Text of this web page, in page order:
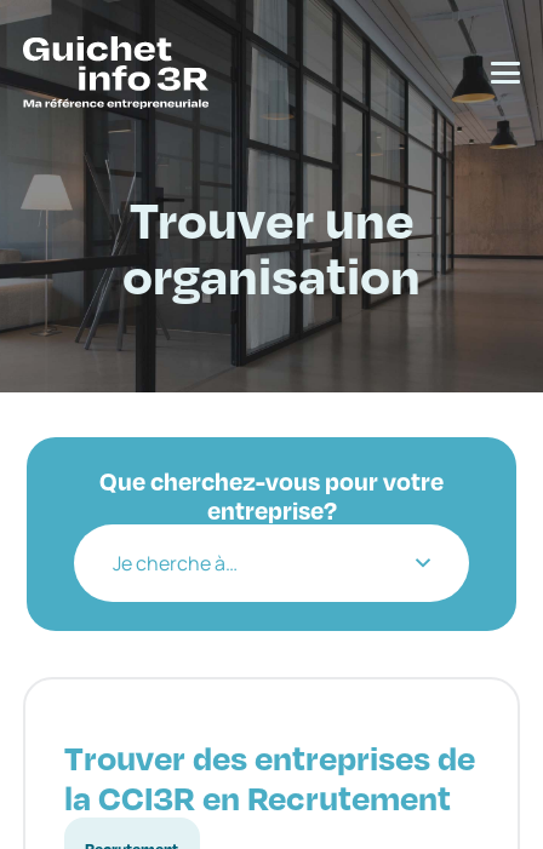
Trouver une
organisation
Que cherchez-vous pour votre
entreprise?
Je cherche à…
Trouver des entreprises de
la CCI3R en Recrutement